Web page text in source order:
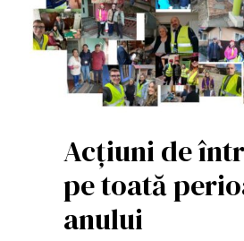
Acțiuni de
pe toată
anului